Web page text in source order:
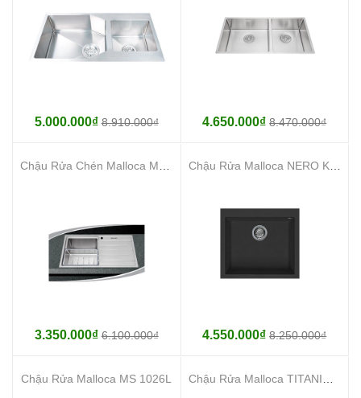
5.000.000₫8.910.000₫ 4.650.000₫8.470.000₫
3.350.000₫6.100.000₫
Chậu Rửa Malloca NERO K-10540
4.550.000₫8.250.000₫
Chậu Rửa Malloca MS 1026L